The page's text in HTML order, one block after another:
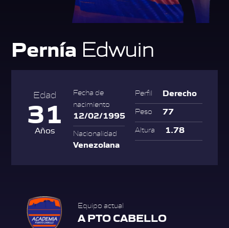
Pernía Edwuin
Edad
31
Años
Fecha de
nacimiento
12/02/1995
Nacionalidad
Venezolana
Perfil Derecho
Peso 77
Altura 1.78
Equipo actual
A PTO CABELLO